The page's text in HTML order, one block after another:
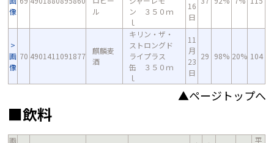
像
ル
ン ３５０ｍ
ｌ
16
日
画
像
70 4901411091877
麒麟麦
酒
キリン・ザ・
ストロングド
ライプラス
缶 ３５０ｍ
ｌ
11
月
23
日
29 98% 20% 104
▲ページトップへ
■飲料
画
平